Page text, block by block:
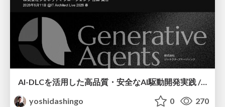
AI-DLCを活用した高品質・安全なAI駆動開発実践 / AI Driven Development with AI-DLC
yoshidashingo
0 270